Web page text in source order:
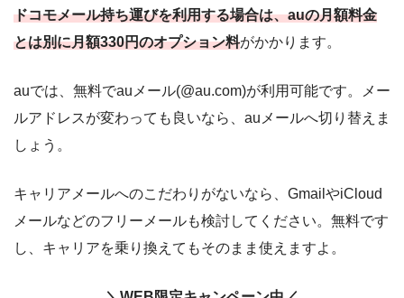
ドコモメール持ち運びを利用する場合は、auの月額料金
とは別に月額330円のオプション料がかかります。
auでは、無料でauメール(@au.com)が利用可能です。メー
ルアドレスが変わっても良いなら、auメールへ切り替えま
しょう。
キャリアメールへのこだわりがないなら、GmailやiCloud
メールなどのフリーメールも検討してください。無料です
し、キャリアを乗り換えてもそのまま使えますよ。